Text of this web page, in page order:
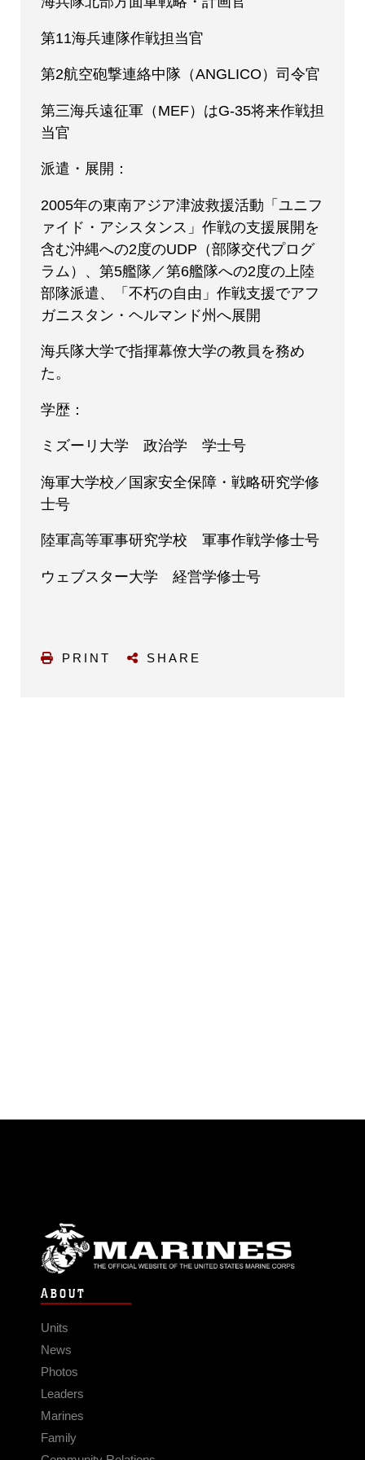
第11海兵連隊作戦担当官
第2航空砲撃連絡中隊（ANGLICO）司令官
第三海兵遠征軍（MEF）はG-35将来作戦担
当官
派遣・展開：
2005年の東南アジア津波救援活動「ユニフ
ァイド・アシスタンス」作戦の支援展開を
含む沖縄への2度のUDP（部隊交代プログ
ラム）、第5艦隊／第6艦隊への2度の上陸
部隊派遣、「不朽の自由」作戦支援でアフ
ガニスタン・ヘルマンド州へ展開
海兵隊大学で指揮幕僚大学の教員を務め
た。
学歴：
ミズーリ大学 政治学 学士号
海軍大学校／国家安全保障・戦略研究学修
士号
陸軍高等軍事研究学校 軍事作戦学修士号
ウェブスター大学 経営学修士号
PRINT SHARE
ABOUT
Units
News
Photos
Leaders
Marines
Family